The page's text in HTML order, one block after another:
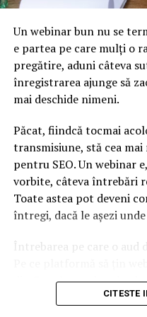
În plus, se află în
găzdui chiar și 30.000 de
bine.
Cele două țări vor să
frontieră pe unde
Surse: Railway Gazette,
Timetable
Un webinar bun nu se
e partea pe care mulți o
pregătire, aduni câteva
înregistrarea ajunge să
mai deschide nimeni.
Păcat, fiindcă tocmai
transmisiune, stă cea
pentru SEO. Un webinar
vorbite, câteva întrebări
Toate astea pot deveni
întregi, dacă le așezi
Întrebarea pe care o aud
din Google, nu doar
scurt e că platformaCITESTE